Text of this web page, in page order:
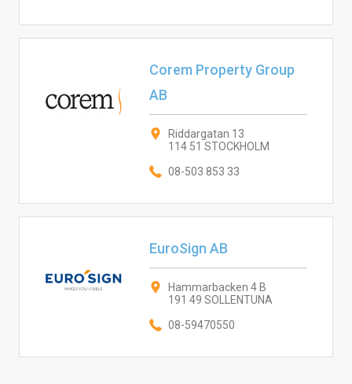
Corem Property Group
AB
Riddargatan 13
114 51 STOCKHOLM
08-503 853 33
EuroSign AB
Hammarbacken 4 B
191 49 SOLLENTUNA
08-59470550